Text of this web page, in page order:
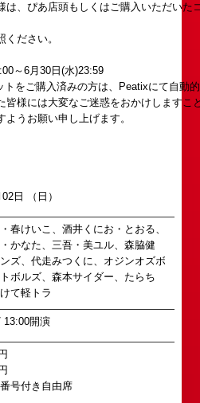
は、ぴあ店頭もしくはご購入いただいた
ださい。
～6月30日(水)23:59
をご購入済みの方は、Peatixにて自動
皆様には大変なご迷惑をおかけしますこ
うお願い申し上げます。
日 （日）
春けいこ、酒井くにお・とおる、
かなた、三吾・美ユル、森脇健
ズ、代走みつくに、オジンオズボ
ボルズ、森本サイダー、たらち
て軽トラ
13:00開演
号付き自由席
の芝居」と呼ばれた江戸時
花座、中座、朝日座、弁天座
道頓堀五座」と呼ばれ、
関するお問い合わせ
問い合わせ願います。
室：
室： t-